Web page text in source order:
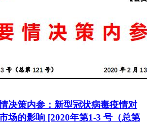
决策内参：新型冠状病毒疫情对
场的影响 [2020年第1-3 号（总第